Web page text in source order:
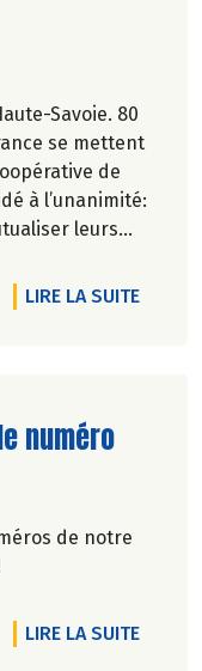
Savoie. 80
se mettent
de
à l’unanimité:
leurs
LIRE LA SUITEDE
numéro
de notre
LIRE LA SUITEDE